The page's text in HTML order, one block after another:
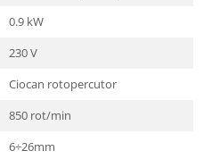
0.9 kW
230 V
Ciocan rotopercutor
850 rot/min
6÷26mm